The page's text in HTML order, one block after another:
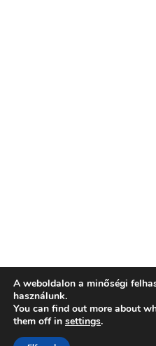
A weboldalon a minőségi
használunk.
You can find out more about
them off in settings.